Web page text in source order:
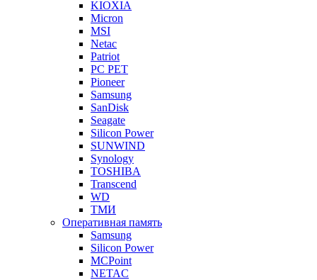
KIOXIA
Micron
MSI
Netac
Patriot
PC PET
Pioneer
Samsung
SanDisk
Seagate
Silicon Power
SUNWIND
Synology
TOSHIBA
Transcend
WD
ТМИ
Оперативная память
Samsung
Silicon Power
MCPoint
NETAC